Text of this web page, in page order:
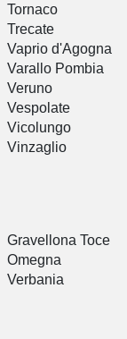
Tornaco
Trecate
Vaprio d'Agogna
Varallo Pombia
Veruno
Vespolate
Vicolungo
Vinzaglio
Gravellona Toce
Omegna
Verbania